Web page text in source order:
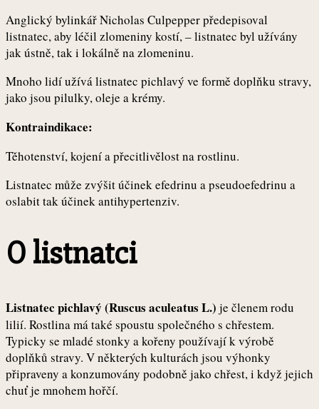
Anglický bylinkář Nicholas Culpepper předepisoval
listnatec, aby léčil zlomeniny kostí, – listnatec byl užívány
jak ústně, tak i lokálně na zlomeninu.
Mnoho lidí užívá listnatec pichlavý ve formě doplňku stravy,
jako jsou pilulky, oleje a krémy.
Kontraindikace:
Těhotenství, kojení a přecitlivělost na rostlinu.
Listnatec může zvýšit účinek efedrinu a pseudoefedrinu a
oslabit tak účinek antihypertenziv.
O listnatci
Listnatec pichlavý (Ruscus aculeatus L.) je členem rodu
lilií. Rostlina má také spoustu společného s chřestem.
Typicky se mladé stonky a kořeny používají k výrobě
doplňků stravy. V některých kulturách jsou výhonky
připraveny a konzumovány podobně jako chřest, i když jejich
chuť je mnohem hořčí.